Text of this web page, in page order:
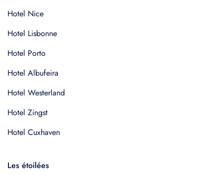
Hotel Nice
Hotel Lisbonne
Hotel Porto
Hotel Albufeira
Hotel Westerland
Hotel Zingst
Hotel Cuxhaven
Les étoilées